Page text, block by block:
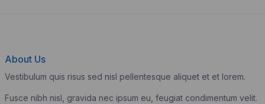
About Us
Vestibulum quis risus sed nisl pellentesque aliquet et et lorem.
Fusce nibh nisl, gravida nec ipsum eu, feugiat condimentum velit.